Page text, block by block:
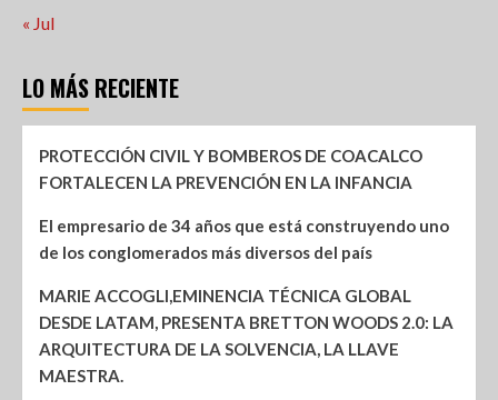
« Jul
LO MÁS RECIENTE
PROTECCIÓN CIVIL Y BOMBEROS DE COACALCO
FORTALECEN LA PREVENCIÓN EN LA INFANCIA
El empresario de 34 años que está construyendo uno
de los conglomerados más diversos del país
MARIE ACCOGLI,EMINENCIA TÉCNICA GLOBAL
DESDE LATAM, PRESENTA BRETTON WOODS 2.0: LA
ARQUITECTURA DE LA SOLVENCIA, LA LLAVE
MAESTRA.